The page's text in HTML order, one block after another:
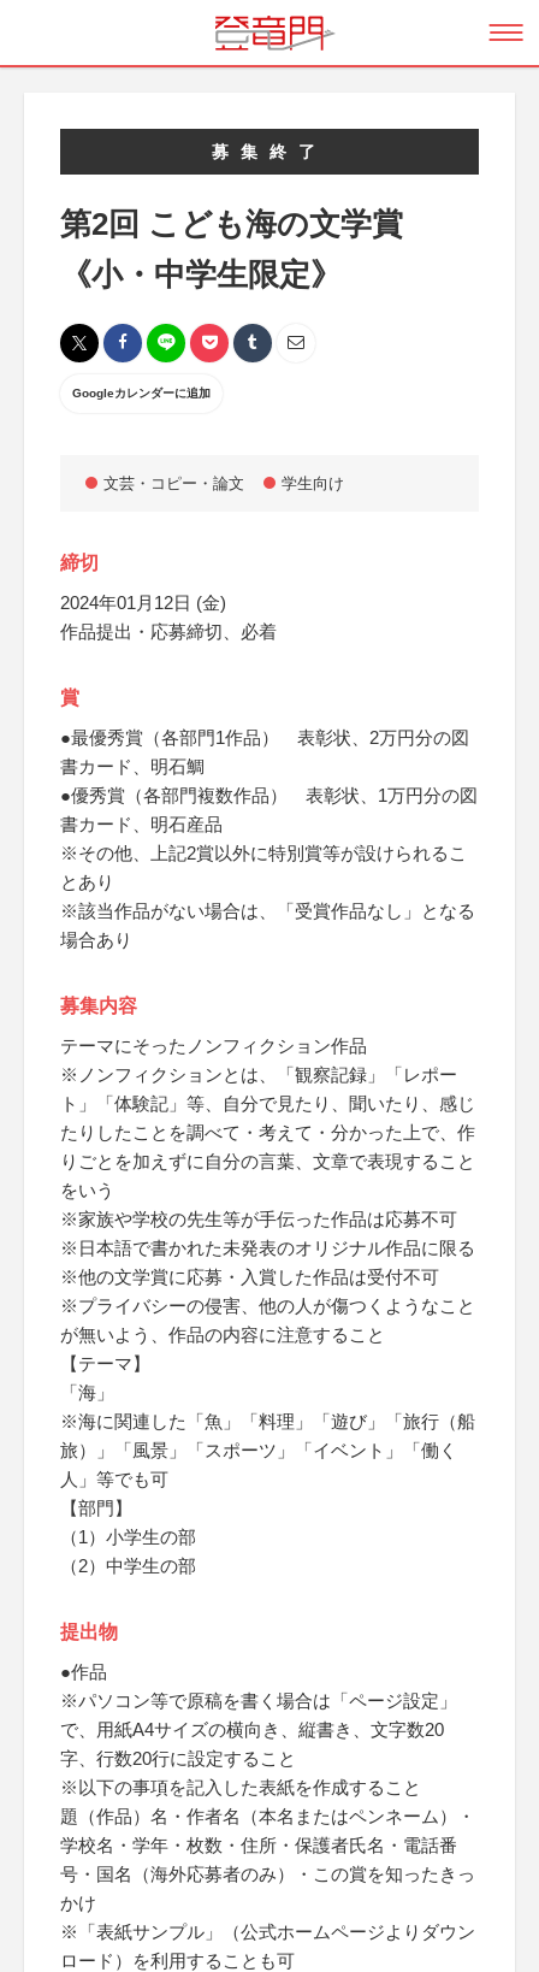
募集終了
第2回 こども海の文学賞
《小・中学生限定》
Googleカレンダーに追加
文芸・コピー・論文 学生向け
締切
2024年01月12日 (金)
作品提出・応募締切、必着
賞
●最優秀賞（各部門1作品） 表彰状、2万円分の図
書カード、明石鯛
●優秀賞（各部門複数作品） 表彰状、1万円分の図
書カード、明石産品
※その他、上記2賞以外に特別賞等が設けられるこ
とあり
※該当作品がない場合は、「受賞作品なし」となる
場合あり
募集内容
テーマにそったノンフィクション作品
※ノンフィクションとは、「観察記録」「レポー
ト」「体験記」等、自分で見たり、聞いたり、感じ
たりしたことを調べて・考えて・分かった上で、作
りごとを加えずに自分の言葉、文章で表現すること
をいう
※家族や学校の先生等が手伝った作品は応募不可
※日本語で書かれた未発表のオリジナル作品に限る
※他の文学賞に応募・入賞した作品は受付不可
※プライバシーの侵害、他の人が傷つくようなこと
が無いよう、作品の内容に注意すること
【テーマ】
「海」
※海に関連した「魚」「料理」「遊び」「旅行（船
旅）」「風景」「スポーツ」「イベント」「働く
人」等でも可
【部門】
（1）小学生の部
（2）中学生の部
提出物
●作品
※パソコン等で原稿を書く場合は「ページ設定」
で、用紙A4サイズの横向き、縦書き、文字数20
字、行数20行に設定すること
※以下の事項を記入した表紙を作成すること
題（作品）名・作者名（本名またはペンネーム）・
学校名・学年・枚数・住所・保護者氏名・電話番
号・国名（海外応募者のみ）・この賞を知ったきっ
かけ
※「表紙サンプル」（公式ホームページよりダウン
ロード）を利用することも可